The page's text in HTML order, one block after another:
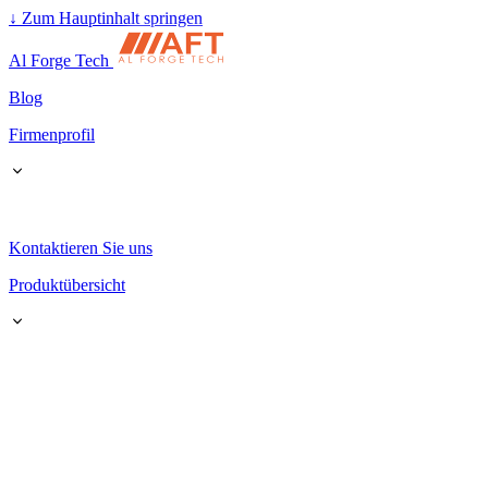
↓ Zum Hauptinhalt springen
Al Forge Tech
Blog
Firmenprofil
Kontaktieren Sie uns
Produktübersicht